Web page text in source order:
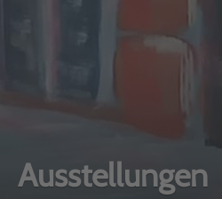
Ausstellungen